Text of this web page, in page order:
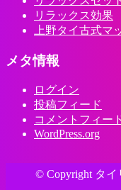
リラックス効果
上野タイ古式マ
メタ情報
ログイン
投稿フィード
コメントフィー
WordPress.org
© Copyright タイ